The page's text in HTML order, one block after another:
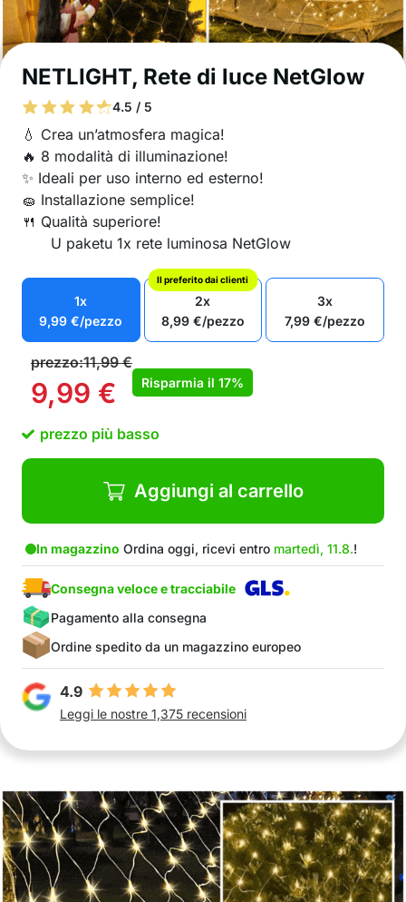
NETLIGHT, Rete di luce NetGlow
4.5 / 5
💧 Crea un’atmosfera magica!
🔥 8 modalità di illuminazione!
✨ Ideali per uso interno ed esterno!
🧽 Installazione semplice!
🍴 Qualità superiore!
U paketu 1x rete luminosa NetGlow
1x
9,99€/pezzo
Il preferito dai clienti
2x
8,99 €/pezzo
3x
7,99€/pezzo
prezzo:11,99€
9,99 € Risparmia il 17%
prezzo più basso
Aggiungi al carrello
In magazzino Ordina oggi, ricevi entro martedì, 11.8.!
Consegna veloce e tracciabile
Pagamento alla consegna
Ordine spedito da un magazzino europeo
4.9
Leggi le nostre 1,375 recensioni